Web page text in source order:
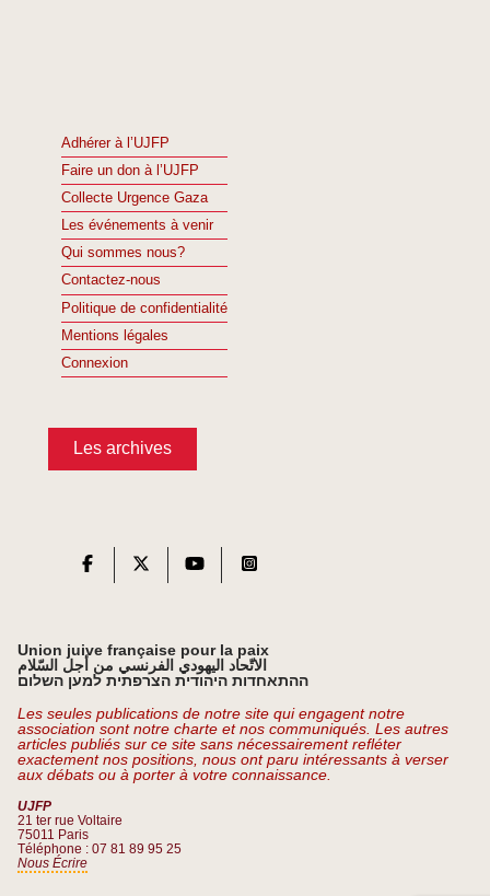
Adhérer à l’UJFP
Faire un don à l’UJFP
Collecte Urgence Gaza
Les événements à venir
Qui sommes nous?
Contactez-nous
Politique de confidentialité
Mentions légales
Connexion
Les archives
Union juive française pour la paix
الاتّحاد اليهودي الفرنسي من أجل السّلام
ההתאחדות היהודית הצרפתית למען השלום
Les seules publications de notre site qui engagent notre
association sont notre charte et nos communiqués. Les autres
articles publiés sur ce site sans nécessairement refléter
exactement nos positions, nous ont paru intéressants à verser
aux débats ou à porter à votre connaissance.
UJFP
21 ter rue Voltaire
75011 Paris
Téléphone : 07 81 89 95 25
Nous Écrire